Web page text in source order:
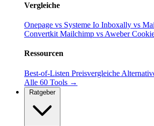
Vergleiche
Onepage vs Systeme Io Inboxally vs
Convertkit Mailchimp vs Aweber
Ressourcen
Best-of-Listen Preisvergleiche
Alle 60 Tools →
Ratgeber